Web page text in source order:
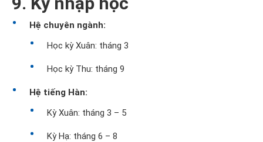
Hệ chuyên ngành:
Học kỳ Xuân: tháng 3
Học kỳ Thu: tháng 9
Hệ tiếng Hàn:
Kỳ Xuân: tháng 3 – 5
Kỳ Hạ: tháng 6 – 8